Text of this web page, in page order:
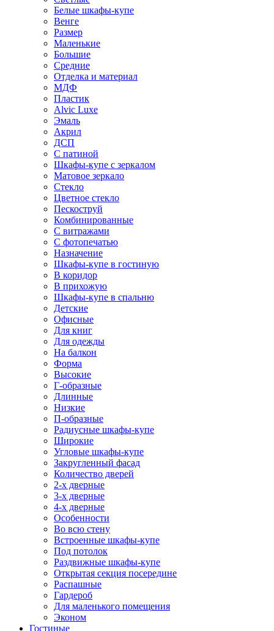
Белые шкафы-купе
Венге
Размер
Маленькие
Большие
Средние
Отделка и материал
МДФ
Пластик
Alvic Luxe
Эмаль
Акрил
ДСП
С патиной
Шкафы-купе с зеркалом
Матовое зеркало
Стекло
Цветное стекло
Пескоструй
Комбинированные
С витражами
С фотопечатью
Назначение
Шкафы-купе в гостиную
В коридор
В прихожую
Шкафы-купе в спальню
Детские
Офисные
Для книг
Для одежды
На балкон
Форма
Высокие
Г-образные
Длинные
Низкие
П-образные
Радиусные шкафы-купе
Широкие
Угловые шкафы-купе
Закругленный фасад
Количество дверей
2-х дверные
3-х дверные
4-х дверные
Особенности
Во всю стену
Встроенные шкафы-купе
Под потолок
Раздвижные шкафы-купе
Открытая секция посередине
Распашные
Гардероб
Для маленького помещения
Эконом
Гостиные